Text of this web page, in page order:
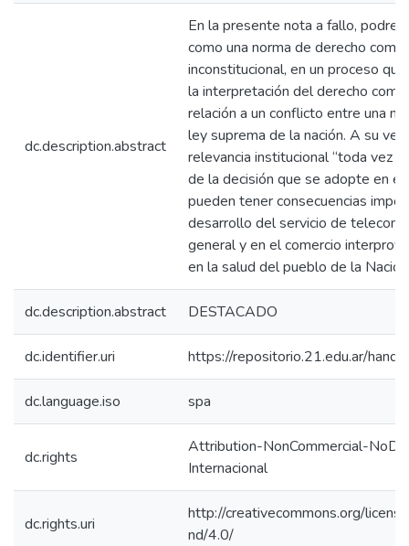
dc.description.abstract
En la presente nota a fallo,
como una norma de derecho
inconstitucional, en un proceso
la interpretación del derecho
relación a un conflicto entre una
ley suprema de la nación. A su
relevancia institucional “toda vez
de la decisión que se adopte en
pueden tener consecuencias
desarrollo del servicio de
general y en el comercio
en la salud del pueblo de la
dc.description.abstract DESTACADO
dc.identifier.uri https://repositorio.21.edu.ar/
dc.language.iso spa
dc.rights
Attribution-NonCommercial-
Internacional
dc.rights.uri
http://creativecommons.org/
nd/4.0/